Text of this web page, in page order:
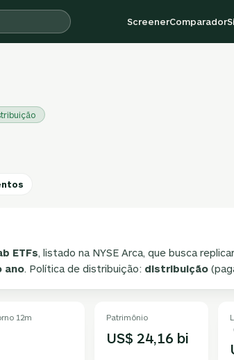
ScreenerComparador
ETFs, listado na NYSE Arca, que busca
ano. Política de distribuição: distribuição
12m Patrimônio
US$ 24,16 bi